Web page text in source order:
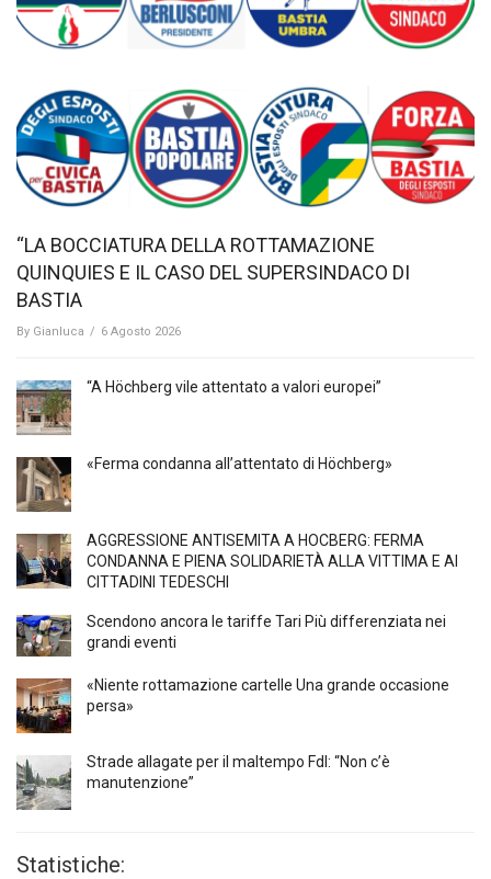
“LA BOCCIATURA DELLA ROTTAMAZIONE
QUINQUIES E IL CASO DEL SUPERSINDACO DI
BASTIA
By Gianluca / 6 Agosto 2026
“A Höchberg vile attentato a valori europei”
«Ferma condanna all’attentato di Höchberg»
AGGRESSIONE ANTISEMITA A HÖCBERG: FERMA
CONDANNA E PIENA SOLIDARIETÀ ALLA VITTIMA E AI
CITTADINI TEDESCHI
Scendono ancora le tariffe Tari Più differenziata nei
grandi eventi
«Niente rottamazione cartelle Una grande occasione
persa»
Strade allagate per il maltempo FdI: “Non c’è
manutenzione”
Statistiche: